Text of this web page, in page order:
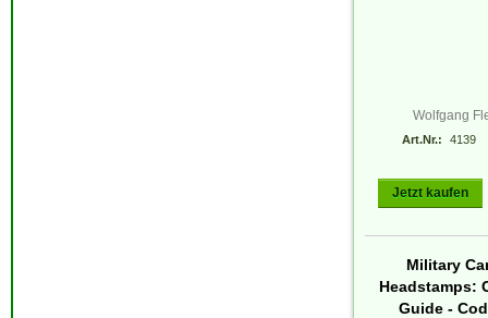
Wolfgang
Art.Nr.: 4139
Jetzt kaufen
Military
Headstamps:
Guide -